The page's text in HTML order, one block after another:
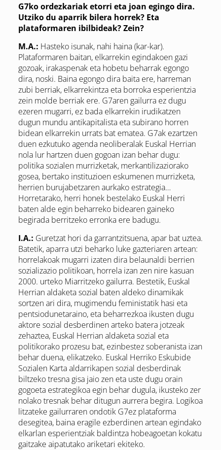
G7ko ordezkariak etorri eta joan egingo dira.
Utziko du aparrik bilera horrek? Eta
plataformaren ibilbideak? Zein?
M.A.: Hasteko isunak, nahi haina (kar-kar).
Plataformaren baitan, elkarrekin egindakoen gazi
gozoak, irakaspenak eta hobetu beharrak egongo
dira, noski. Baina egongo dira baita ere, harreman
zubi berriak, elkarrekintza eta borroka esperientzia
zein molde berriak ere. G7aren gailurra ez dugu
ezeren mugarri, ez bada elkarrekin irudikatzen
dugun mundu antikapitalista eta subirano horren
bidean elkarrekin urrats bat ematea. G7ak ezartzen
duen ezkutuko agenda neoliberalak Euskal Herrian
nola lur hartzen duen gogoan izan behar dugu:
politika sozialen murrizketak, merkantilizaziorako
gosea, bertako instituzioen eskumenen murrizketa,
herrien burujabetzaren aurkako estrategia…
Horretarako, herri honek bestelako Euskal Herri
baten alde egin beharreko bidearen gaineko
begirada berritzeko erronka ere badugu.
I.A.: Guretzat hori da garrantzitsuena, apar bat uztea.
Batetik, aparra utzi beharko luke gazteriaren artean:
horrelakoak mugarri izaten dira belaunaldi berrien
sozializazio politikoan, horrela izan zen nire kasuan
2000. urteko Miarritzeko gailurra. Bestetik, Euskal
Herrian aldaketa sozial baten aldeko dinamikak
sortzen ari dira, mugimendu feministatik hasi eta
pentsiodunetaraino, eta beharrezkoa ikusten dugu
aktore sozial desberdinen arteko batera jotzeak
zehaztea, Euskal Herrian aldaketa sozial eta
politikorako prozesu bat, ezinbestez soberanista izan
behar duena, elikatzeko. Euskal Herriko Eskubide
Sozialen Karta aldarrikapen sozial desberdinak
biltzeko tresna gisa jaio zen eta uste dugu orain
gogoeta estrategikoa egin behar dugula, ikusteko zer
nolako tresnak behar ditugun aurrera begira. Logikoa
litzateke gailurraren ondotik G7ez plataforma
desegitea, baina eragile ezberdinen artean egindako
elkarlan esperientziak baldintza hobeagoetan kokatu
gaitzake aipatutako ariketari ekiteko.